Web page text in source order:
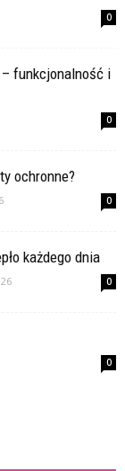
0
funkcjonalność i
0
ochronne?
0
każdego dnia
0
0